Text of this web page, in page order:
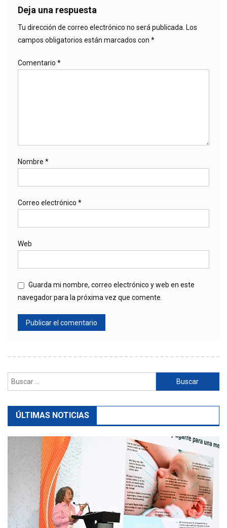
Deja una respuesta
Tu dirección de correo electrónico no será publicada. Los
campos obligatorios están marcados con *
Comentario *
Nombre *
Correo electrónico *
Web
Guarda mi nombre, correo electrónico y web en este
navegador para la próxima vez que comente.
Buscar:
ÚLTIMAS NOTICIAS